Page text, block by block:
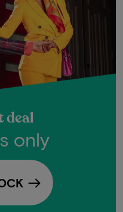
deal
only